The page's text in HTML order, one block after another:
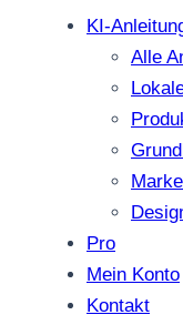
KI-
Alle
Pro
Mein Konto
Kontakt